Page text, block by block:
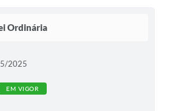
Ordinária
2025
EM VIGOR